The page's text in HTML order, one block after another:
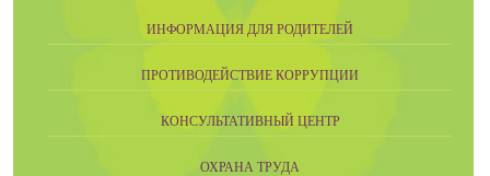
ИНФОРМАЦИЯ ДЛЯ РОДИТЕЛЕЙ
ПРОТИВОДЕЙСТВИЕ КОРРУПЦИИ
КОНСУЛЬТАТИВНЫЙ ЦЕНТР
ОХРАНА ТРУДА